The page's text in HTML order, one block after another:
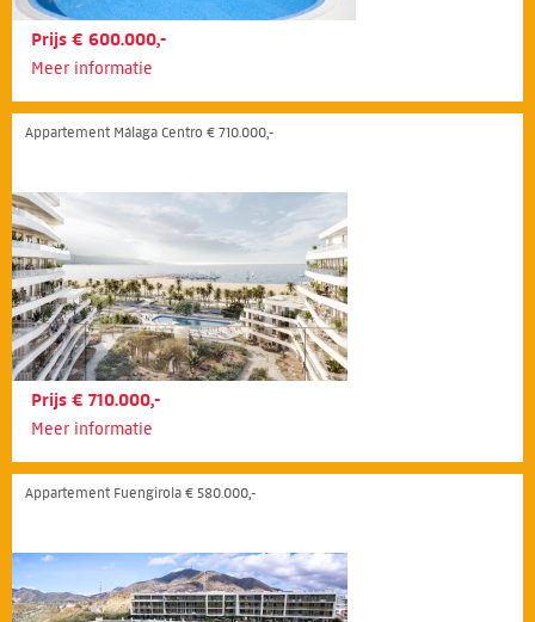
Prijs € 600.000,-
Meer informatie
Appartement Málaga Centro € 710.000,-
Prijs € 710.000,-
Meer informatie
Appartement Fuengirola € 580.000,-